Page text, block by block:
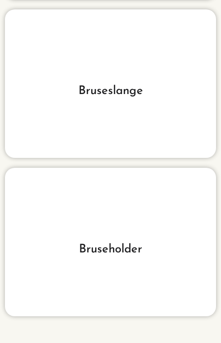
Bruseslange
vælge imellem de mange varianter.
Bruseholder
vælge imellem de mange varianter.